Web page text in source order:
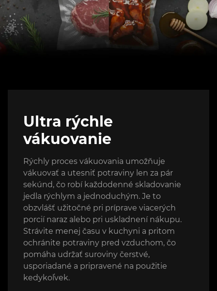
Ultra rýchle
vákuovanie
Rýchly proces vákuovania umožňuje
vákuovať a utesniť potraviny len za pár
sekúnd, čo robí každodenné skladovanie
jedla rýchlym a jednoduchým. Je to
obzvlášť užitočné pri príprave viacerých
porcií naraz alebo pri uskladnení nákupu.
Strávite menej času v kuchyni a pritom
ochránite potraviny pred vzduchom, čo
pomáha udržať suroviny čerstvé,
usporiadané a pripravené na použitie
kedykoľvek.